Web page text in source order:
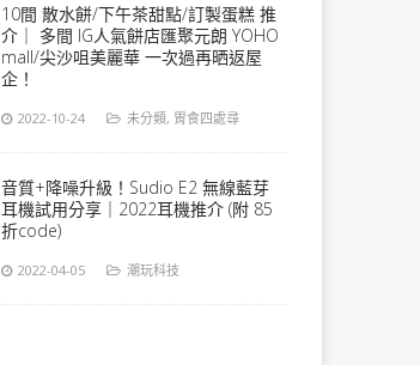
10間 散水餅/下午茶甜點/訂製蛋糕 推
介｜ 多間 IG人氣餅店匯聚元朗 YOHO
mall/尖沙咀美麗華 一次過再晒返屋
企！
2022-10-24 未分類, 胃食四處尋
音質+降噪升級！Sudio E2 無線藍芽
耳機試用分享｜2022耳機推介 (附 85
折code)
2022-04-05 潮玩科技